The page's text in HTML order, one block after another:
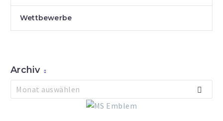
Wettbewerbe
Archiv
Archiv
Monat auswählen